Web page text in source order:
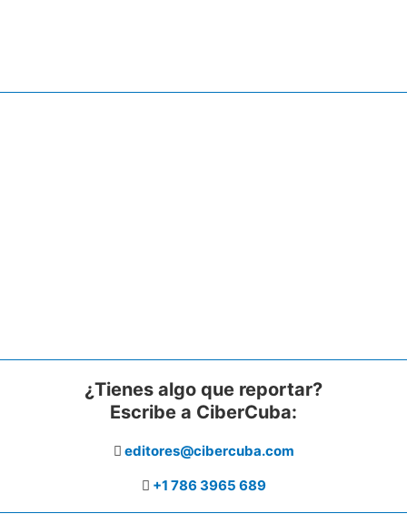
¿Tienes algo que reportar?
Escribe a CiberCuba:
editores@cibercuba.com
+1 786 3965 689